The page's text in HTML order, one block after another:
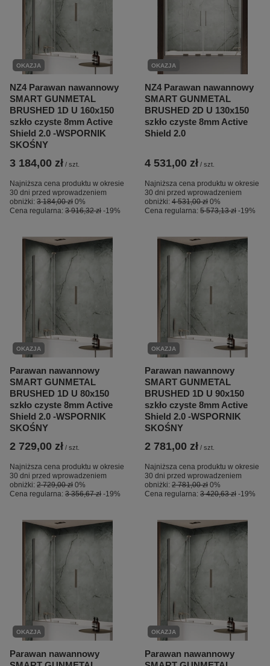
OKAZJA
NZ4 Parawan nawannowy
SMART GUNMETAL
BRUSHED 1D U 160x150
szkło czyste 8mm Active
Shield 2.0 -WSPORNIK
SKOŚNY
3 184,00 zł / szt.
Najniższa cena produktu w okresie
30 dni przed wprowadzeniem
obniżki: 3 184,00 zł 0%
Cena regularna: 3 916,32 zł -19%
OKAZJA
NZ4 Parawan nawannowy
SMART GUNMETAL
BRUSHED 2D U 130x150
szkło czyste 8mm Active
Shield 2.0
4 531,00 zł / szt.
Najniższa cena produktu w okresie
30 dni przed wprowadzeniem
obniżki: 4 531,00 zł 0%
Cena regularna: 5 573,13 zł -19%
OKAZJA
Parawan nawannowy
SMART GUNMETAL
BRUSHED 1D U 80x150
szkło czyste 8mm Active
Shield 2.0 -WSPORNIK
SKOŚNY
2 729,00 zł / szt.
Najniższa cena produktu w okresie
30 dni przed wprowadzeniem
obniżki: 2 729,00 zł 0%
Cena regularna: 3 356,67 zł -19%
OKAZJA
Parawan nawannowy
SMART GUNMETAL
BRUSHED 1D U 90x150
szkło czyste 8mm Active
Shield 2.0 -WSPORNIK
SKOŚNY
2 781,00 zł / szt.
Najniższa cena produktu w okresie
30 dni przed wprowadzeniem
obniżki: 2 781,00 zł 0%
Cena regularna: 3 420,63 zł -19%
OKAZJA
Parawan nawannowy
OKAZJA
Parawan nawannowy